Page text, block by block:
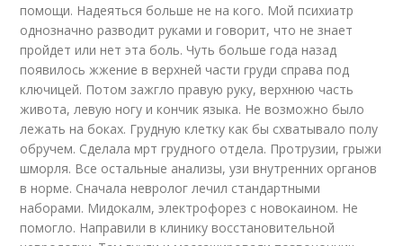
помощи. Надеяться больше не на кого. Мой психиатр
однозначно разводит руками и говорит, что не знает
пройдет или нет эта боль. Чуть больше года назад
появилось жжение в верхней части груди справа под
ключицей. Потом зажгло правую руку, верхнюю часть
живота, левую ногу и кончик языка. Не возможно было
лежать на боках. Грудную клетку как бы схватывало полу
обручем. Сделала мрт грудного отдела. Протрузии, грыжи
шморля. Все остальные анализы, узи внутренних органов
в норме. Сначала невролог лечил стандартными
наборами. Мидокалм, электрофорез с новокаином. Не
помогло. Направили в клинику восстановительной